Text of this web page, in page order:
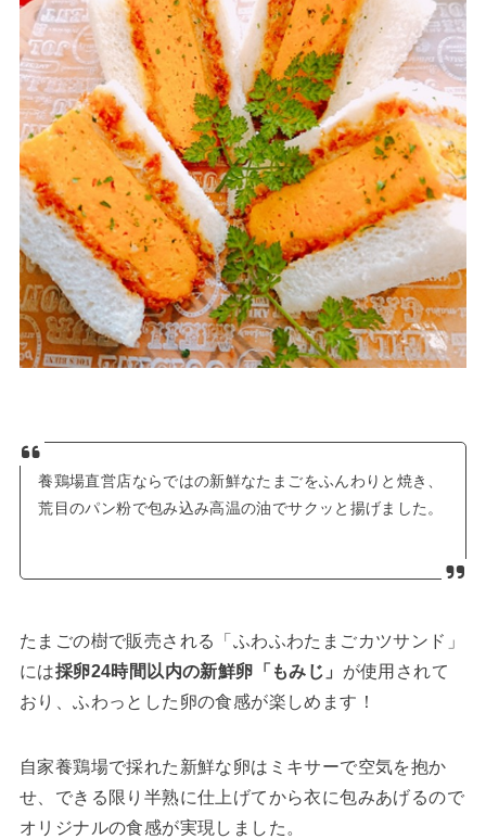
養鶏場直営店ならではの新鮮なたまごをふんわりと焼き、
荒目のパン粉で包み込み高温の油でサクッと揚げました。
たまごの樹で販売される「ふわふわたまごカツサンド」
には採卵24時間以内の新鮮卵「もみじ」 が使用されて
おり、ふわっとした卵の食感が楽しめます！
自家養鶏場で採れた新鮮な卵はミキサーで空気を抱か
せ、できる限り半熟に仕上げてから衣に包みあげるので
オリジナルの食感が実現しました。